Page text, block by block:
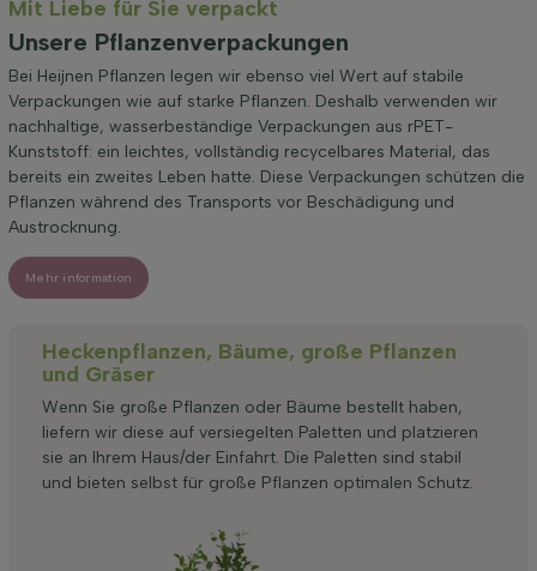
Mit Liebe für Sie verpackt
Unsere Pflanzenverpackungen
Bei Heijnen Pflanzen legen wir ebenso viel Wert auf stabile
Verpackungen wie auf starke Pflanzen. Deshalb verwenden wir
nachhaltige, wasserbeständige Verpackungen aus rPET-
Kunststoff: ein leichtes, vollständig recycelbares Material, das
bereits ein zweites Leben hatte. Diese Verpackungen schützen die
Pflanzen während des Transports vor Beschädigung und
Austrocknung.
Mehr information
Heckenpflanzen, Bäume, große Pflanzen
und Gräser
Wenn Sie große Pflanzen oder Bäume bestellt haben,
liefern wir diese auf versiegelten Paletten und platzieren
sie an Ihrem Haus/der Einfahrt. Die Paletten sind stabil
und bieten selbst für große Pflanzen optimalen Schutz.